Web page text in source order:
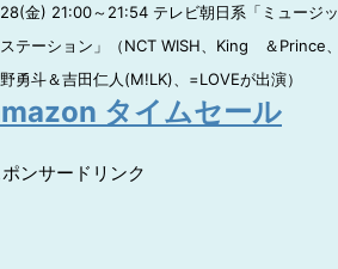
金) 21:00～21:54 テレビ朝日系「ミュージッ
テーション」（NCT WISH、King ＆Prince、
勇斗＆吉田仁人(M!LK)、=LOVEが出演）
タイムセール
ンサードリンク